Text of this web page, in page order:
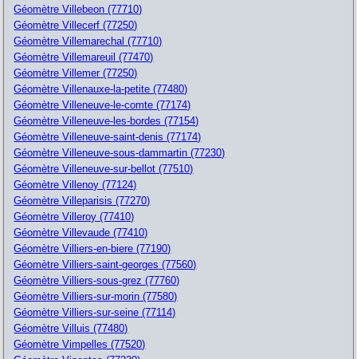
Géomètre Villebeon (77710)
Géomètre Villecerf (77250)
Géomètre Villemarechal (77710)
Géomètre Villemareuil (77470)
Géomètre Villemer (77250)
Géomètre Villenauxe-la-petite (77480)
Géomètre Villeneuve-le-comte (77174)
Géomètre Villeneuve-les-bordes (77154)
Géomètre Villeneuve-saint-denis (77174)
Géomètre Villeneuve-sous-dammartin (77230)
Géomètre Villeneuve-sur-bellot (77510)
Géomètre Villenoy (77124)
Géomètre Villeparisis (77270)
Géomètre Villeroy (77410)
Géomètre Villevaude (77410)
Géomètre Villiers-en-biere (77190)
Géomètre Villiers-saint-georges (77560)
Géomètre Villiers-sous-grez (77760)
Géomètre Villiers-sur-morin (77580)
Géomètre Villiers-sur-seine (77114)
Géomètre Villuis (77480)
Géomètre Vimpelles (77520)